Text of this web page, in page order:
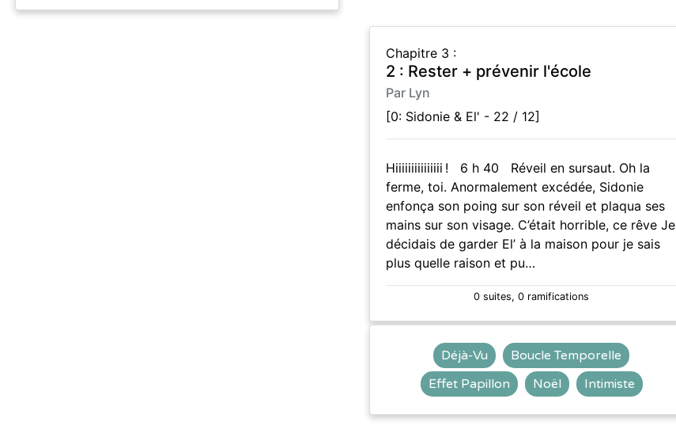
Chapitre 3 :
2 : Rester + prévenir l'école
Par Lyn
[0: Sidonie & El' - 22 / 12]
Hiiiiiiiiiiiiiii ! 6 h 40 Réveil en sursaut. Oh la
ferme, toi. Anormalement excédée, Sidonie
enfonça son poing sur son réveil et plaqua ses
mains sur son visage. C’était horrible, ce rêve Je
décidais de garder El’ à la maison pour je sais
plus quelle raison et pu…
0 suites, 0 ramifications
Déjà-Vu
Boucle Temporelle
Effet Papillon
Noël Intimiste